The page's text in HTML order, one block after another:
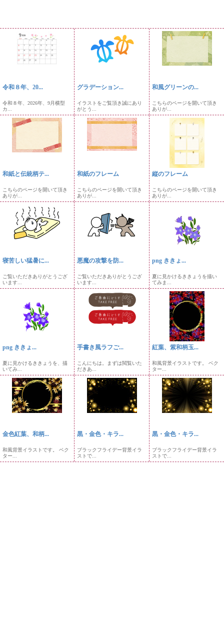
令和８年、20...
令和８年、2026年、9月横型
カ...
グラデーション...
イラストをご覧頂き誠にあり
がとう...
和風グリーンの...
こちらのページを開いて頂き
ありが...
和紙と伝統柄テ...
こちらのページを開いて頂き
ありが...
和紙のフレーム
こちらのページを開いて頂き
ありが...
縦のフレーム
こちらのページを開いて頂き
ありが...
寝苦しい猛暑に...
ご覧いただきありがとうござ
います...
悪魔の攻撃を防...
ご覧いただきありがとうござ
います...
png ききょ...
夏に見かけるききょうを描い
てみま...
png ききょ...
夏に見かけるききょうを、描
いてみ...
手書き風ラフご...
こんにちは。まずは閲覧いた
だきあ...
紅葉、紫和柄玉...
和風背景イラストです。 ベク
ター...
金色紅葉、和柄...
和風背景イラストです。 ベク
ター...
黒・金色・キラ...
ブラックフライデー背景イラ
ストで...
黒・金色・キラ...
ブラックフライデー背景イラ
ストで...